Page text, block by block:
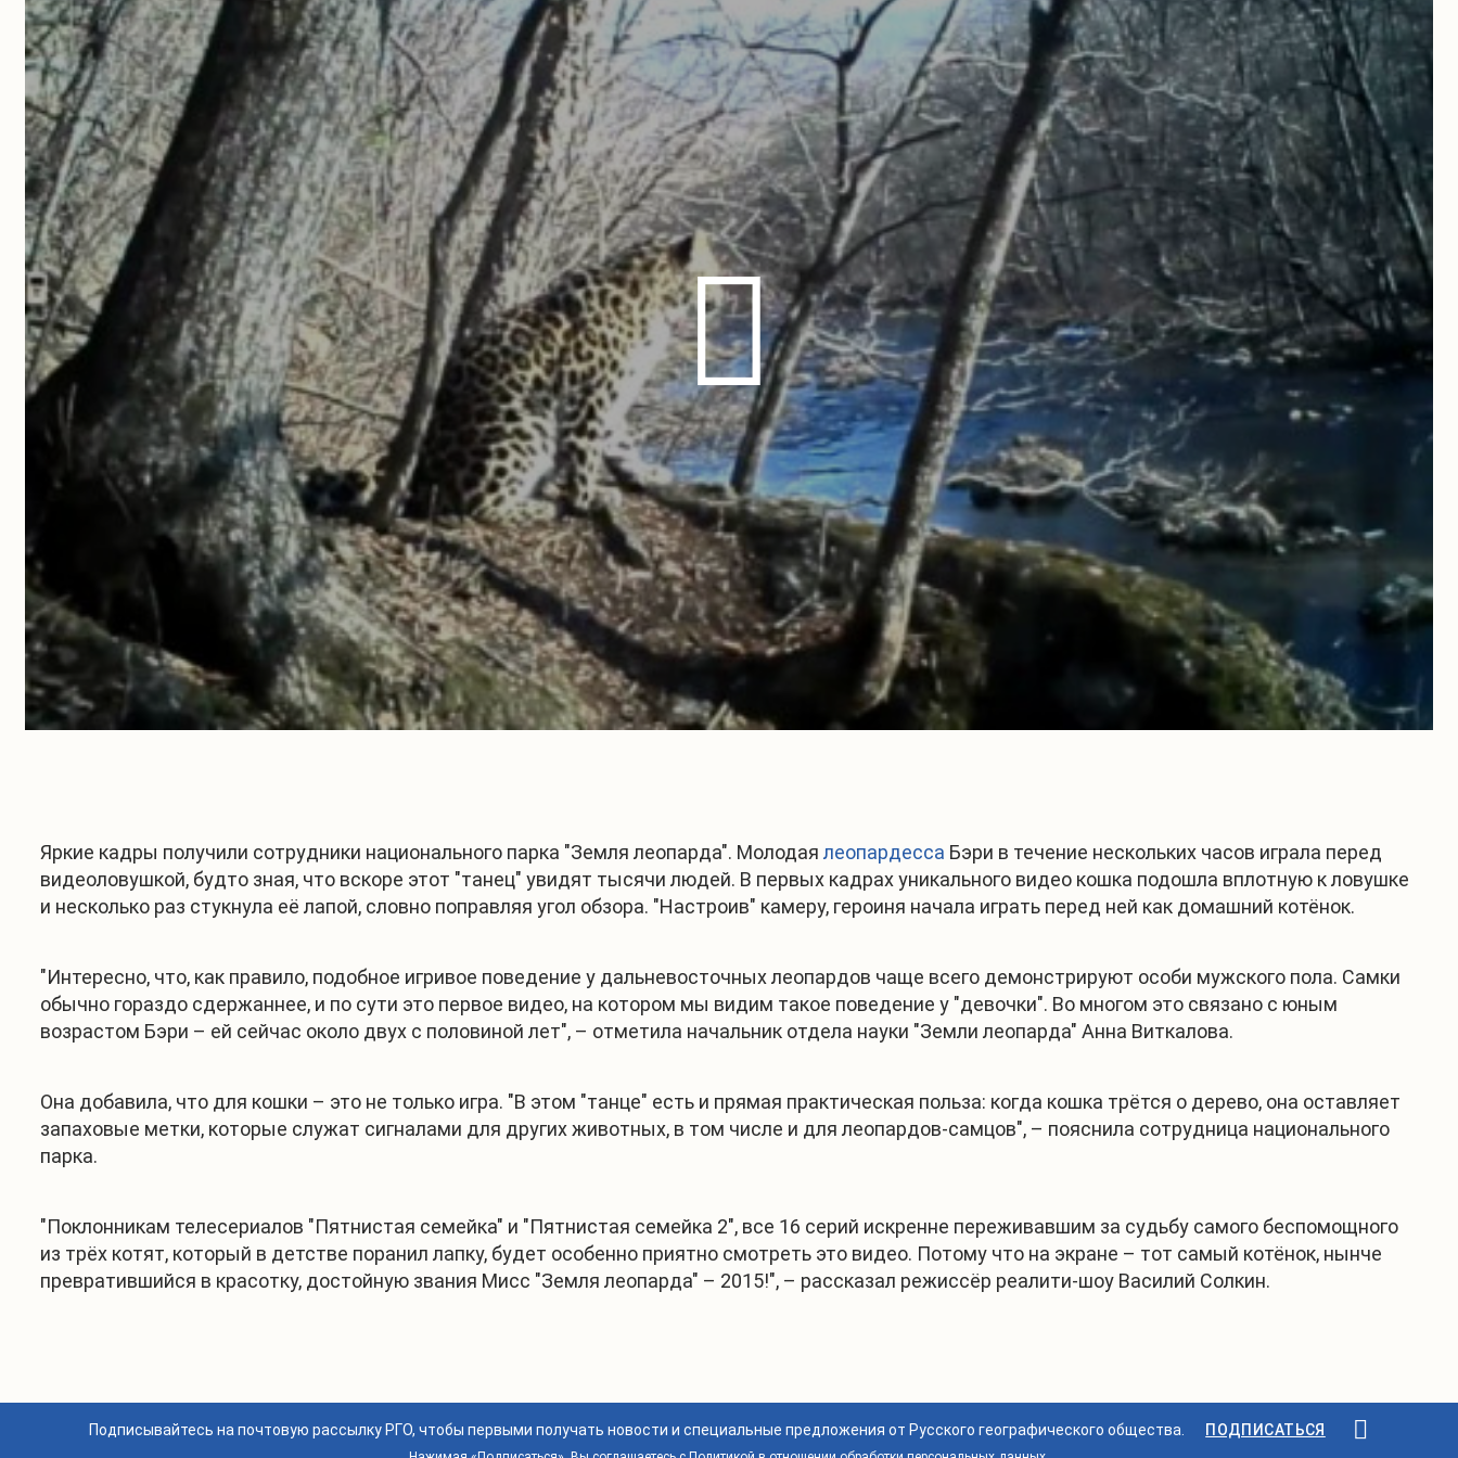
Яркие кадры получили сотрудники национального парка "Земля леопарда". Молодая леопардесса Бэри в течение нескольких часов играла перед
видеоловушкой, будто зная, что вскоре этот "танец" увидят тысячи людей. В первых кадрах уникального видео кошка подошла вплотную к ловушке
и несколько раз стукнула её лапой, словно поправляя угол обзора. "Настроив" камеру, героиня начала играть перед ней как домашний котёнок.
"Интересно, что, как правило, подобное игривое поведение у дальневосточных леопардов чаще всего демонстрируют особи мужского пола. Самки
обычно гораздо сдержаннее, и по сути это первое видео, на котором мы видим такое поведение у "девочки". Во многом это связано с юным
возрастом Бэри – ей сейчас около двух с половиной лет", – отметила начальник отдела науки "Земли леопарда" Анна Виткалова.
Она добавила, что для кошки – это не только игра. "В этом "танце" есть и прямая практическая польза: когда кошка трётся о дерево, она оставляет
запаховые метки, которые служат сигналами для других животных, в том числе и для леопардов-самцов", – пояснила сотрудница национального
парка.
"Поклонникам телесериалов "Пятнистая семейка" и "Пятнистая семейка 2", все 16 серий искренне переживавшим за судьбу самого беспомощного
из трёх котят, который в детстве поранил лапку, будет особенно приятно смотреть это видео. Потому что на экране – тот самый котёнок, нынче
превратившийся в красотку, достойную звания Мисс "Земля леопарда" – 2015!", – рассказал режиссёр реалити-шоу Василий Солкин.
Подписывайтесь на почтовую рассылку РГО, чтобы первыми получать новости и специальные предложения от Русского географического общества. ПОДПИСАТЬСЯ